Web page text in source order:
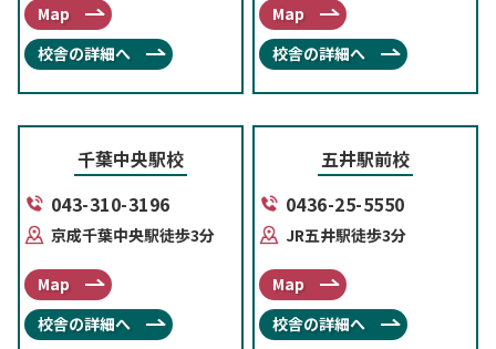
Map
校舎の詳細へ
Map
校舎の詳細へ
千葉中央駅校
043-310-3196
京成千葉中央駅徒歩3分
Map
校舎の詳細へ
五井駅前校
0436-25-5550
JR五井駅徒歩3分
Map
校舎の詳細へ